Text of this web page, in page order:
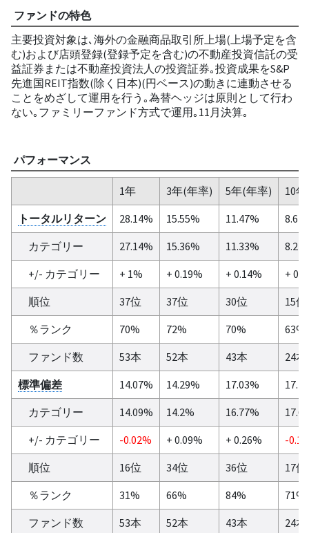
ファンドの特色
主要投資対象は､海外の金融商品取引所上場(上場予定を含
む)および店頭登録(登録予定を含む)の不動産投資信託の受
益証券または不動産投資法人の投資証券｡投資成果をS&P
先進国REIT指数(除く日本)(円ベース)の動きに連動させる
ことをめざして運用を行う｡為替ヘッジは原則として行わ
ない｡ファミリーファンド方式で運用｡11月決算｡
パフォーマンス
1年 3年(年率) 5年(年率)
10
トータルリターン
28.14% 15.55% 11.47%
カテゴリー
27.14% 15.36% 11.33%
+/- カテゴリー
+ 1% + 0.19% + 0.14%
+
順位
37位 37位 30位
15位
％ランク
70% 72% 70%
63%
ファンド数
53本 52本 43本
24本
標準偏差
14.07% 14.29% 17.03%
カテゴリー
14.09% 14.2% 16.77%
+/- カテゴリー
-0.02% + 0.09% + 0.26%
-
順位
16位 34位 36位
17位
％ランク
31% 66% 84%
71%
ファンド数
53本 52本 43本 24本